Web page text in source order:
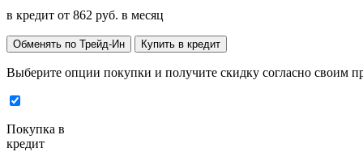
в кредит от 862 руб. в месяц
Обменять по Трейд-Ин Купить в кредит
Выберите опции покупки и получите скидку согласно своим
Покупка в
кредит